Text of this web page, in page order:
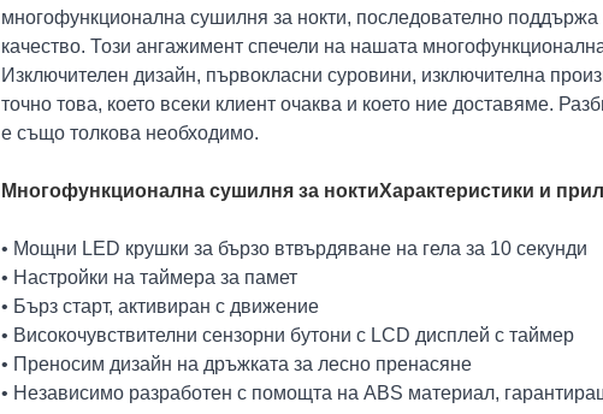
многофункционална сушилня за нокти, последователно
качество. Този ангажимент спечели на нашата
Изключителен дизайн, първокласни суровини, изключителна
точно това, което всеки клиент очаква и което ние доставяме.
е също толкова необходимо.
Многофункционална сушилня за ноктиХарактеристики и
• Мощни LED крушки за бързо втвърдяване на гела за 10 секунди
• Настройки на таймера за памет
• Бърз старт, активиран с движение
• Високочувствителни сензорни бутони с LCD дисплей с таймер
• Преносим дизайн на дръжката за лесно пренасяне
• Независимо разработен с помощта на ABS материал,